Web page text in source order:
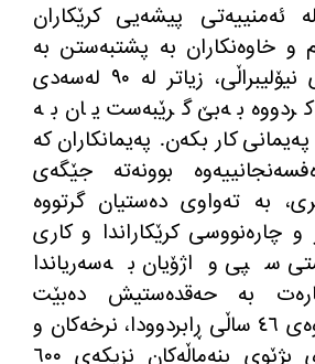
پیشەیی کرێکاران
و خاوەنکاران بە پشتبەستن بە
سیاسەتی ئابووری نیۆلیبراڵی، زیاتر لە ٩٠ لەسەدی
کردووە بەبێ گرێبەست یان بە
کار بکەن. پەیمانکاران کە
بوونەتە جێگەی
بە تەواوی دەستیان گرتووە
چارەنووسی کرێکاراندا و کاری
سپی واژۆیان بەسەریاندا
بە حەقدەستیش دەبێت
بگوترێت کە لە ماوەی ٤٦ ساڵی ڕابردوودا، نرخەکان و
تێچووی سەبەتەی بژێوی بنەماڵەکان نزیکەی ٦٠٠